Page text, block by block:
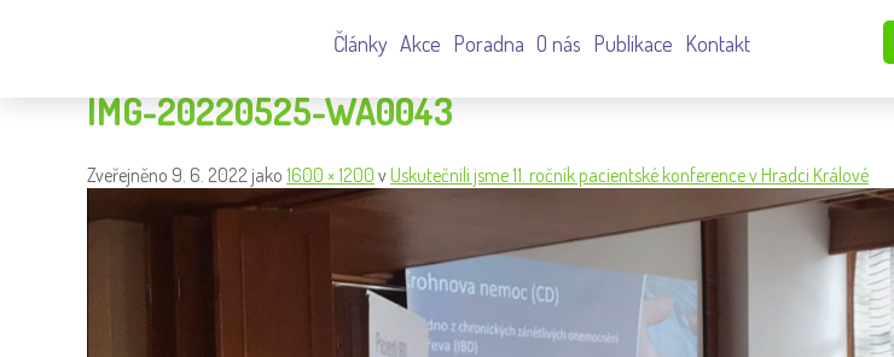
Články Akce Poradna O nás Publikace Kontakt
IMG-20220525-WA0043
Zveřejněno 9. 6. 2022 jako 1600 × 1200 v Uskutečnili jsme 11. ročník pacientské konference v Hradci Králové